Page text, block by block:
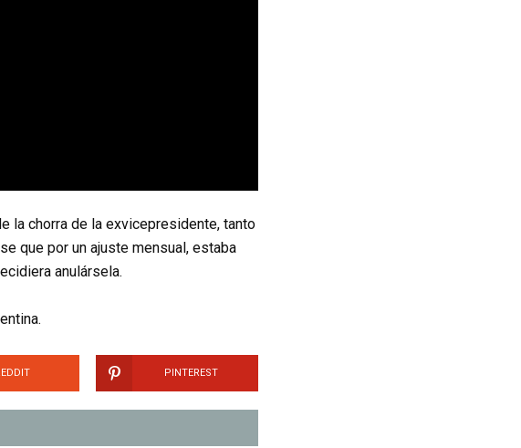
la chorra de la exvicepresidente, tanto
que por un ajuste mensual, estaba
anulársela.
PINTEREST